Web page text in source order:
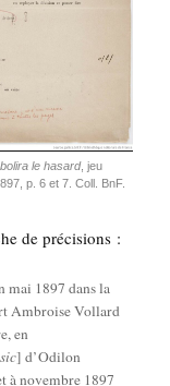
le hasard, jeu
p. 6 et 7. Coll. BnF.
de précisions :
mai 1897 dans la
Ambroise Vol­lard
en
sic] d’Odilon
à novembre 1897